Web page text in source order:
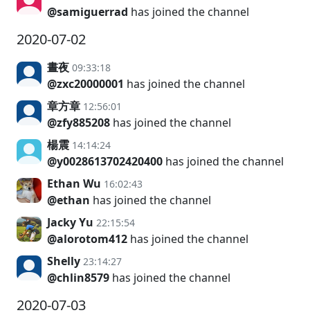
@samiguerrad has joined the channel
2020-07-02
晝夜 09:33:18
@zxc20000001 has joined the channel
章方章 12:56:01
@zfy885208 has joined the channel
楊震 14:14:24
@y0028613702420400 has joined the channel
Ethan Wu 16:02:43
@ethan has joined the channel
Jacky Yu 22:15:54
@alorotom412 has joined the channel
Shelly 23:14:27
@chlin8579 has joined the channel
2020-07-03